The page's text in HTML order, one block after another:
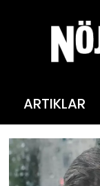
ARTIKLAR